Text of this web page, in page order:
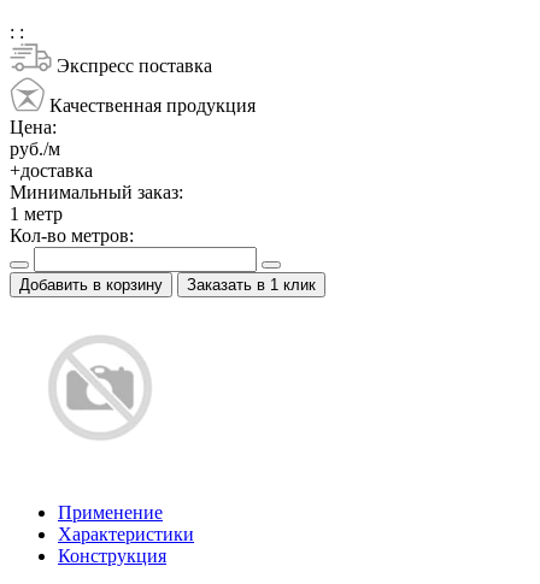
: :
Экспресс поставка
Качественная продукция
Цена:
руб./м
+доставка
Минимальный заказ:
1 метр
Кол-во метров:
Добавить в корзину Заказать в 1 клик
Применение
Характеристики
Конструкция